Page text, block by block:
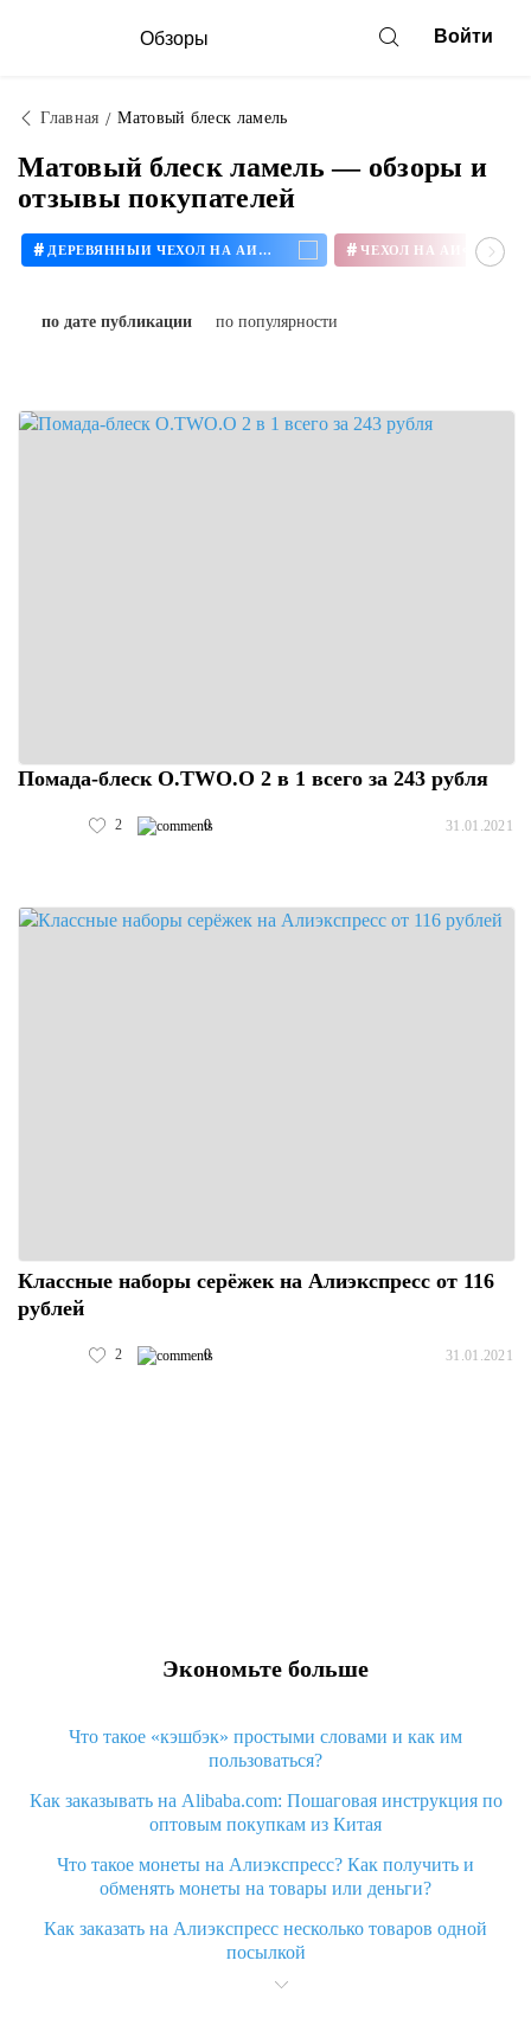
Обзоры Войти
Главная Матовый блеск ламель
Матовый блеск ламель — обзоры и
отзывы покупателей
# ДЕРЕВЯННЫЙ ЧЕХОЛ НА АЙФОН # ЧЕХОЛ НА АЙФОН 11
по дате публикации по популярности
Помада-блеск O.TWO.O 2 в 1 всего за 243 рубля
2 0 31.01.2021
Классные наборы серёжек на Алиэкспресс от 116
рублей
2 0 31.01.2021
Экономьте больше
Что такое «кэшбэк» простыми словами и как им
пользоваться?
Как заказывать на Alibaba.com: Пошаговая инструкция по
оптовым покупкам из Китая
Что такое монеты на Алиэкспресс? Как получить и
обменять монеты на товары или деньги?
Как заказать на Алиэкспресс несколько товаров одной
посылкой
Что значит статус «Заказ закрыт» на Алиэкспресс и что